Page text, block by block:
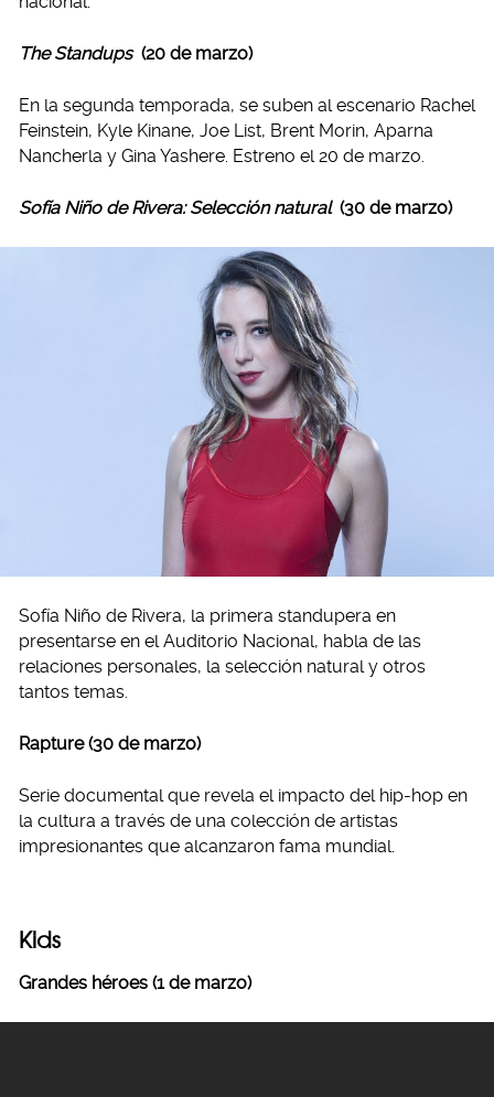
The Standups (20 de marzo)
En la segunda temporada, se suben al escenario Rachel
Feinstein, Kyle Kinane, Joe List, Brent Morin, Aparna
Nancherla y Gina Yashere. Estreno el 20 de marzo.
Sofía Niño de Rivera: Selección natural (30 de marzo)
Sofía Niño de Rivera, la primera standupera en
presentarse en el Auditorio Nacional, habla de las
relaciones personales, la selección natural y otros
tantos temas.
Rapture (30 de marzo)
Serie documental que revela el impacto del hip-hop en
la cultura a través de una colección de artistas
impresionantes que alcanzaron fama mundial.
Kids
Grandes héroes (1 de marzo)